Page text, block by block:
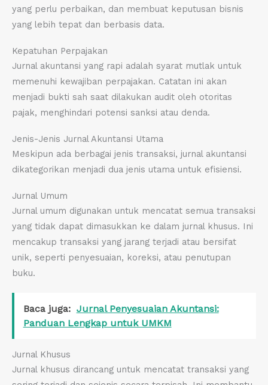
yang perlu perbaikan, dan membuat keputusan bisnis
yang lebih tepat dan berbasis data.
Kepatuhan Perpajakan
Jurnal akuntansi yang rapi adalah syarat mutlak untuk
memenuhi kewajiban perpajakan. Catatan ini akan
menjadi bukti sah saat dilakukan audit oleh otoritas
pajak, menghindari potensi sanksi atau denda.
Jenis-Jenis Jurnal Akuntansi Utama
Meskipun ada berbagai jenis transaksi, jurnal akuntansi
dikategorikan menjadi dua jenis utama untuk efisiensi.
Jurnal Umum
Jurnal umum digunakan untuk mencatat semua transaksi
yang tidak dapat dimasukkan ke dalam jurnal khusus. Ini
mencakup transaksi yang jarang terjadi atau bersifat
unik, seperti penyesuaian, koreksi, atau penutupan
buku.
Baca juga: Jurnal Penyesuaian Akuntansi:
Panduan Lengkap untuk UMKM
Jurnal Khusus
Jurnal khusus dirancang untuk mencatat transaksi yang